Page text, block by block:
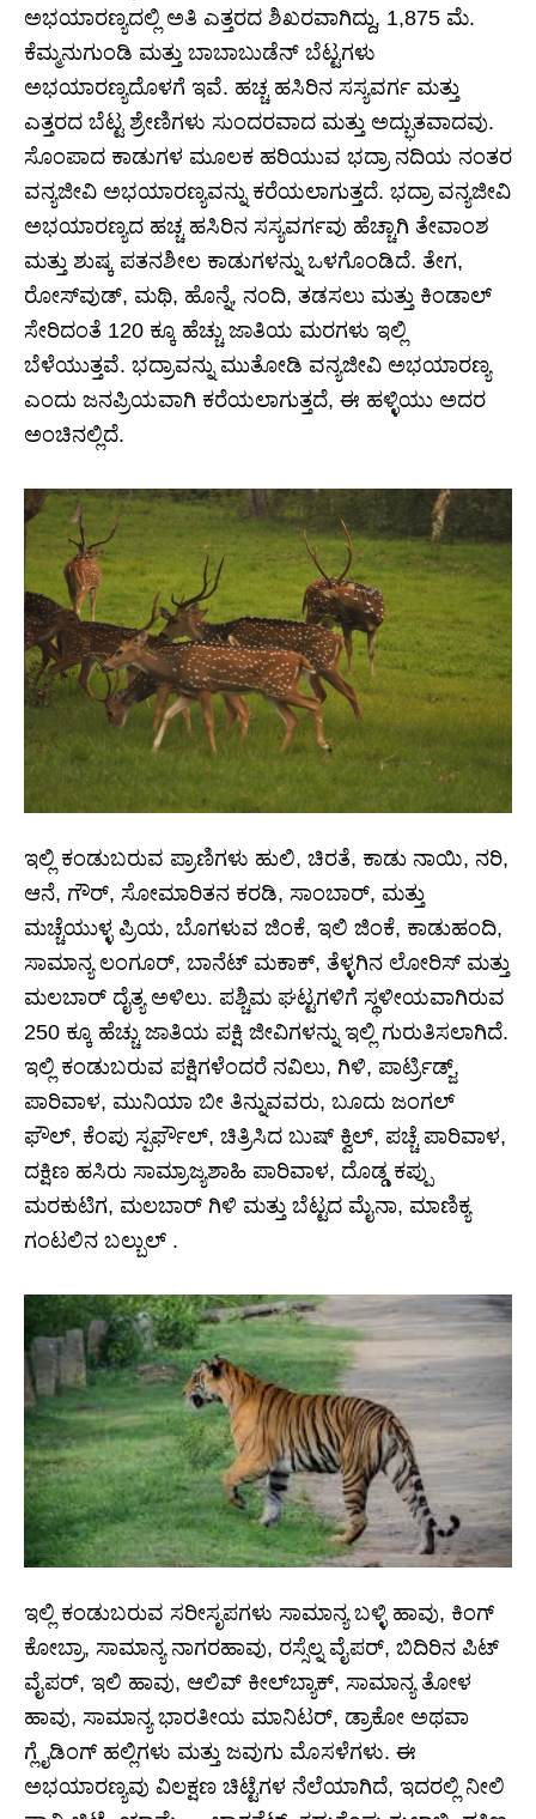
ಅಭಯಾರಣ್ಯದಲ್ಲಿ ಅತಿ ಎತ್ತರದ ಶಿಖರವಾಗಿದ್ದು, 1,875 ಮೆ.
ಕೆಮ್ಮನುಗುಂಡಿ ಮತ್ತು ಬಾಬಾಬುಡೆನ್ ಬೆಟ್ಟಗಳು
ಅಭಯಾರಣ್ಯದೊಳಗೆ ಇವೆ. ಹಚ್ಚ ಹಸಿರಿನ ಸಸ್ಯವರ್ಗ ಮತ್ತು
ಎತ್ತರದ ಬೆಟ್ಟ ಶ್ರೇಣಿಗಳು ಸುಂದರವಾದ ಮತ್ತು ಅದ್ಭುತವಾದವು.
ಸೊಂಪಾದ ಕಾಡುಗಳ ಮೂಲಕ ಹರಿಯುವ ಭದ್ರಾ ನದಿಯ ನಂತರ
ವನ್ಯಜೀವಿ ಅಭಯಾರಣ್ಯವನ್ನು ಕರೆಯಲಾಗುತ್ತದೆ. ಭದ್ರಾ ವನ್ಯಜೀವಿ
ಅಭಯಾರಣ್ಯದ ಹಚ್ಚ ಹಸಿರಿನ ಸಸ್ಯವರ್ಗವು ಹೆಚ್ಚಾಗಿ ತೇವಾಂಶ
ಮತ್ತು ಶುಷ್ಕ ಪತನಶೀಲ ಕಾಡುಗಳನ್ನು ಒಳಗೊಂಡಿದೆ. ತೇಗ,
ರೋಸ್‌ವುಡ್, ಮಥಿ, ಹೊನ್ನೆ, ನಂದಿ, ತಡಸಲು ಮತ್ತು ಕಿಂಡಾಲ್
ಸೇರಿದಂತೆ 120 ಕ್ಕೂ ಹೆಚ್ಚು ಜಾತಿಯ ಮರಗಳು ಇಲ್ಲಿ
ಬೆಳೆಯುತ್ತವೆ. ಭದ್ರಾವನ್ನು ಮುತೋಡಿ ವನ್ಯಜೀವಿ ಅಭಯಾರಣ್ಯ
ಎಂದು ಜನಪ್ರಿಯವಾಗಿ ಕರೆಯಲಾಗುತ್ತದೆ, ಈ ಹಳ್ಳಿಯು ಅದರ
ಅಂಚಿನಲ್ಲಿದೆ.
ಇಲ್ಲಿ ಕಂಡುಬರುವ ಪ್ರಾಣಿಗಳು ಹುಲಿ, ಚಿರತೆ, ಕಾಡು ನಾಯಿ, ನರಿ,
ಆನೆ, ಗೌರ್, ಸೋಮಾರಿತನ ಕರಡಿ, ಸಾಂಬಾರ್, ಮತ್ತು
ಮಚ್ಚೆಯುಳ್ಳ ಪ್ರಿಯ, ಬೊಗಳುವ ಜಿಂಕೆ, ಇಲಿ ಜಿಂಕೆ, ಕಾಡುಹಂದಿ,
ಸಾಮಾನ್ಯ ಲಂಗೂರ್, ಬಾನೆಟ್ ಮಕಾಕ್, ತೆಳ್ಳಗಿನ ಲೋರಿಸ್ ಮತ್ತು
ಮಲಬಾರ್ ದೈತ್ಯ ಅಳಿಲು. ಪಶ್ಚಿಮ ಘಟ್ಟಗಳಿಗೆ ಸ್ಥಳೀಯವಾಗಿರುವ
250 ಕ್ಕೂ ಹೆಚ್ಚು ಜಾತಿಯ ಪಕ್ಷಿ ಜೀವಿಗಳನ್ನು ಇಲ್ಲಿ ಗುರುತಿಸಲಾಗಿದೆ.
ಇಲ್ಲಿ ಕಂಡುಬರುವ ಪಕ್ಷಿಗಳೆಂದರೆ ನವಿಲು, ಗಿಳಿ, ಪಾರ್ಟ್ರಿಡ್ಜ್,
ಪಾರಿವಾಳ, ಮುನಿಯಾ ಬೀ ತಿನ್ನುವವರು, ಬೂದು ಜಂಗಲ್
ಫೌಲ್, ಕೆಂಪು ಸ್ಪರ್ಫೌಲ್, ಚಿತ್ರಿಸಿದ ಬುಷ್ ಕ್ವಿಲ್, ಪಚ್ಚೆ ಪಾರಿವಾಳ,
ದಕ್ಷಿಣ ಹಸಿರು ಸಾಮ್ರಾಜ್ಯಶಾಹಿ ಪಾರಿವಾಳ, ದೊಡ್ಡ ಕಪ್ಪು
ಮರಕುಟಿಗ, ಮಲಬಾರ್ ಗಿಳಿ ಮತ್ತು ಬೆಟ್ಟದ ಮೈನಾ, ಮಾಣಿಕ್ಯ
ಗಂಟಲಿನ ಬಲ್ಬುಲ್ .
ಇಲ್ಲಿ ಕಂಡುಬರುವ ಸರೀಸೃಪಗಳು ಸಾಮಾನ್ಯ ಬಳ್ಳಿ ಹಾವು, ಕಿಂಗ್
ಕೋಬ್ರಾ, ಸಾಮಾನ್ಯ ನಾಗರಹಾವು, ರಸ್ಸೆಲ್ನ ವೈಪರ್, ಬಿದಿರಿನ ಪಿಟ್
ವೈಪರ್, ಇಲಿ ಹಾವು, ಆಲಿವ್ ಕೀಲ್‌ಬ್ಯಾಕ್, ಸಾಮಾನ್ಯ ತೋಳ
ಹಾವು, ಸಾಮಾನ್ಯ ಭಾರತೀಯ ಮಾನಿಟರ್, ಡ್ರಾಕೋ ಅಥವಾ
ಗ್ಲೈಡಿಂಗ್ ಹಲ್ಲಿಗಳು ಮತ್ತು ಜವುಗು ಮೊಸಳೆಗಳು. ಈ
ಅಭಯಾರಣ್ಯವು ವಿಲಕ್ಷಣ ಚಿಟ್ಟೆಗಳ ನೆಲೆಯಾಗಿದೆ, ಇದರಲ್ಲಿ ನೀಲಿ